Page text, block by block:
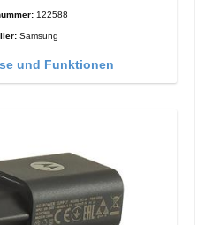
122588
Samsung
und Funktionen